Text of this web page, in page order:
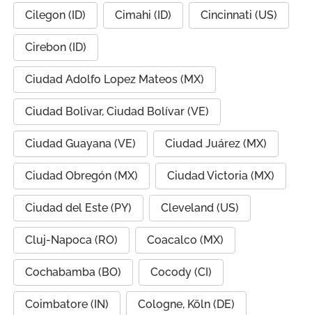
Cilegon (ID) Cimahi (ID) Cincinnati (US)
Cirebon (ID)
Ciudad Adolfo Lopez Mateos (MX)
Ciudad Bolivar, Ciudad Bolívar (VE)
Ciudad Guayana (VE) Ciudad Juárez (MX)
Ciudad Obregón (MX) Ciudad Victoria (MX)
Ciudad del Este (PY) Cleveland (US)
Cluj-Napoca (RO) Coacalco (MX)
Cochabamba (BO) Cocody (CI)
Coimbatore (IN) Cologne, Köln (DE)